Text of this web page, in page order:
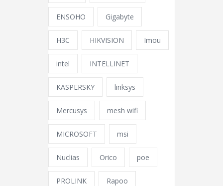
ENSOHO Gigabyte
H3C HIKVISION Imou
intel INTELLINET
KASPERSKY linksys
Mercusys mesh wifi
MICROSOFT msi
Nuclias Orico poe
PROLINK Rapoo